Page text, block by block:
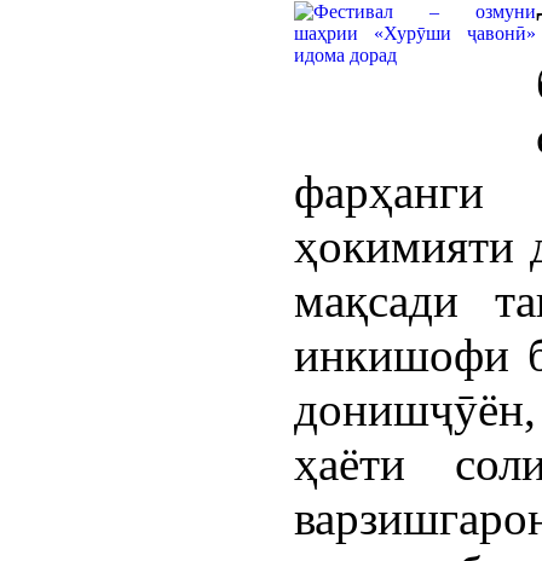
ҳокимияти
мақсади
инкишофи
ҳаёти